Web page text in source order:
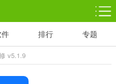
益智
游戏
体育竞技
5百+款游戏
竞速
排行 专题
v5.1.9